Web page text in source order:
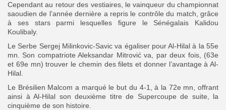
Cependant au retour des vestiaires, le vainqueur du championnat
saoudien de l’année dernière a repris le contrôle du match, grâce
à ses stars parmi lesquelles figure le Sénégalais Kalidou
Koulibaly.
Le Serbe Sergej Milinkovic-Savic va égaliser pour Al-Hilal à la 55e
mn. Son compatriote Aleksandar Mitrović va, par deux fois, (63e
et 69e mn) trouver le chemin des filets et donner l’avantage à Al-
Hilal.
Le Brésilien Malcom a marqué le but du 4-1, à la 72e mn, offrant
ainsi à Al-Hilal son deuxième titre de Supercoupe de suite, la
cinquième de son histoire.